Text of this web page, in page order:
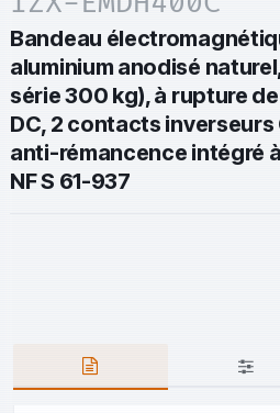
Bandeau
aluminium anodisé
série 300 kg), à rupture
DC, 2 contacts inverseurs
anti-rémancence intégré
NF S 61-937